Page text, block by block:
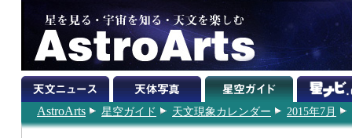
AstroArts 星空ガイド 天文現象カレンダー 2015年7月